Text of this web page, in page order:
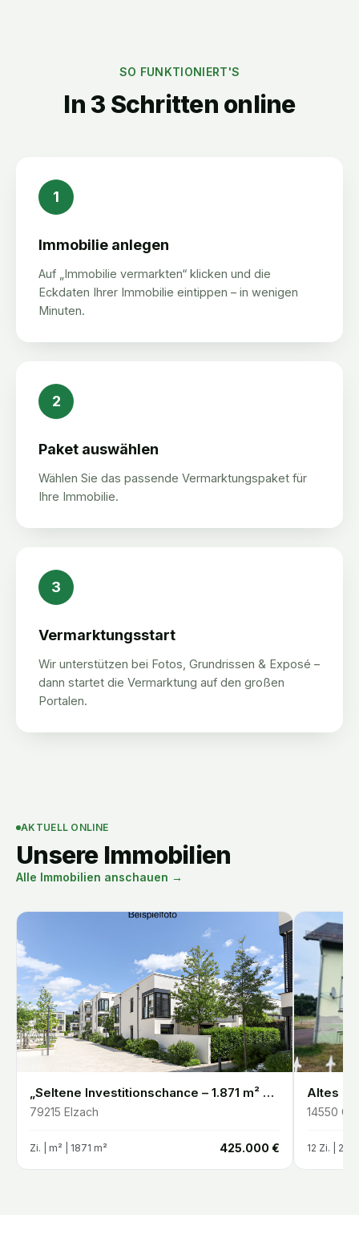
SO FUNKTIONIERT'S
In 3 Schritten online
1
Immobilie anlegen
Auf „Immobilie vermarkten“ klicken und die
Eckdaten Ihrer Immobilie eintippen – in wenigen
Minuten.
2
Paket auswählen
Wählen Sie das passende Vermarktungspaket für
Ihre Immobilie.
3
Vermarktungsstart
Wir unterstützen bei Fotos, Grundrissen & Exposé –
dann startet die Vermarktung auf den großen
Portalen.
AKTUELL ONLINE
Unsere Immobilien
Alle Immobilien anschauen →
„Seltene Investitionschance – 1.871 m² Entwicklungsgrundstück in Elzach-Oberprechtal“
79215 Elzach
Zi. | m² | 1871 m² 425.000 €
14550
12 Zi. | 200